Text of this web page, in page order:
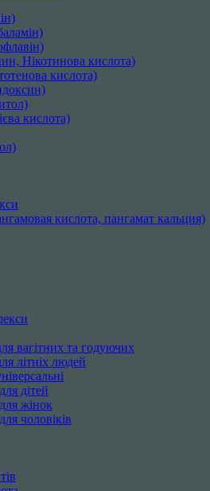
Нікотинова кислота)
кислота)
кислота)
кислота, пангамат кальция)
вагітних та годуючих
літніх людей
дітей
жінок
чоловіків